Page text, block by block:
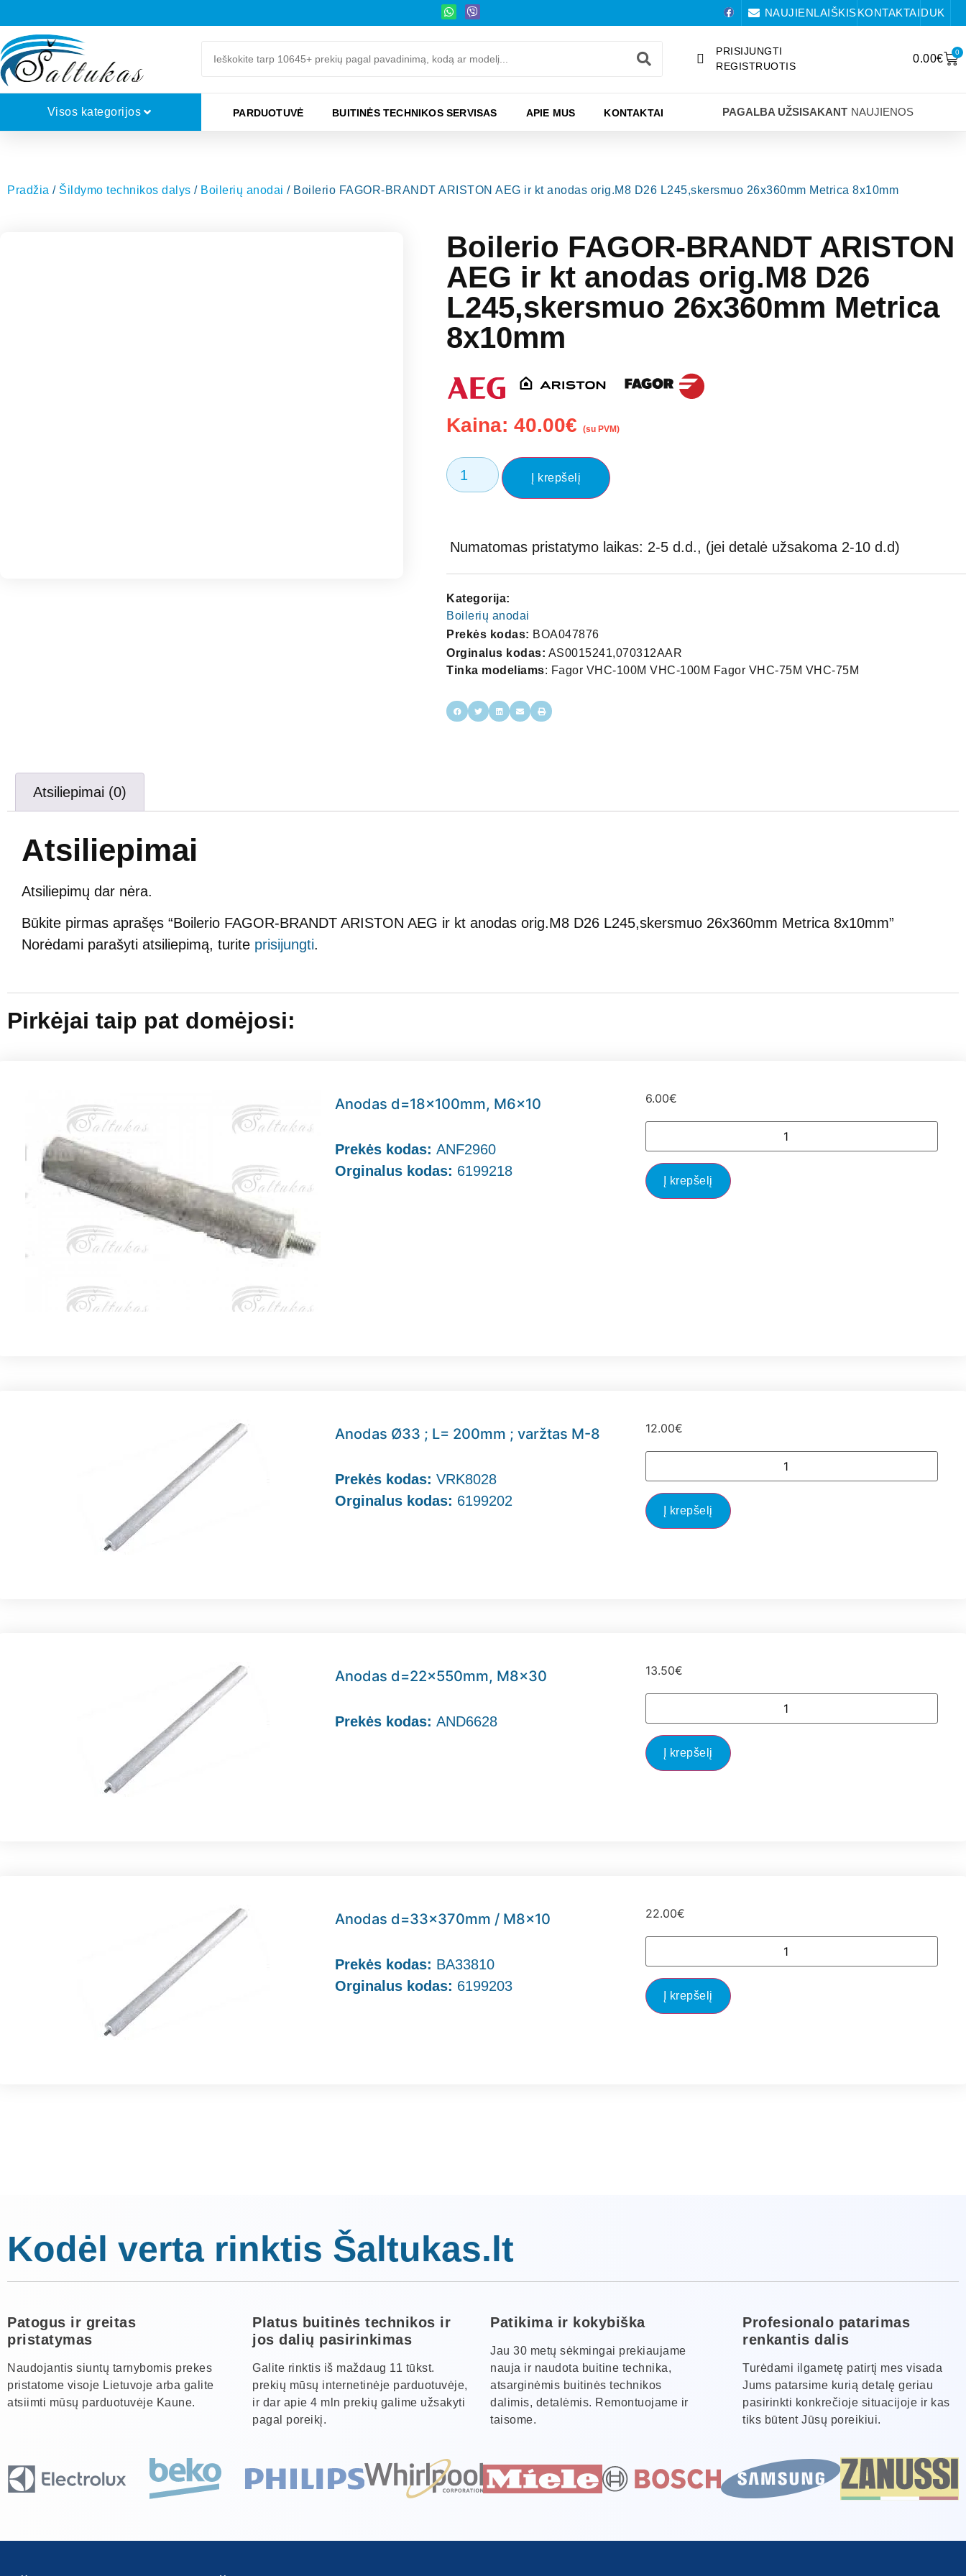
NAUJIENLAIŠKISKONTAKTAIDUK
PRISIJUNGTI
REGISTRUOTIS
0.00€
0
Visos kategorijos PARDUOTUVĖ BUITINĖS TECHNIKOS SERVISAS APIE MUS KONTAKTAI PAGALBA UŽSISAKANT NAUJIENOS
Pradžia / Šildymo technikos dalys / Boilerių anodai / Boilerio FAGOR-BRANDT ARISTON AEG ir kt anodas orig.M8 D26 L245,skersmuo 26x360mm Metrica 8x10mm
Boilerio FAGOR-BRANDT ARISTON
AEG ir kt anodas orig.M8 D26
L245,skersmuo 26x360mm Metrica
8x10mm
Kaina:40.00€ (su PVM)
Į krepšelį
Numatomas pristatymo laikas: 2-5 d.d., (jei detalė užsakoma 2-10 d.d)
Kategorija:
Boilerių anodai
Prekės kodas: BOA047876
Orginalus kodas: AS0015241,070312AAR
Tinka modeliams: Fagor VHC-100M VHC-100M Fagor VHC-75M VHC-75M
Atsiliepimai (0)
Atsiliepimai
Atsiliepimų dar nėra.
Būkite pirmas aprašęs “Boilerio FAGOR-BRANDT ARISTON AEG ir kt anodas orig.M8 D26 L245,skersmuo 26x360mm Metrica 8x10mm”
Norėdami parašyti atsiliepimą, turite prisijungti.
Pirkėjai taip pat domėjosi:
Anodas d=18x100mm, M6x10
Prekės kodas:ANF2960
Orginalus kodas: 6199218
6.00€
Į krepšelį
Anodas Ø33 ; L= 200mm ; varžtas M-8
Prekės kodas:VRK8028
Orginalus kodas: 6199202
12.00€
Į krepšelį
Anodas d=22x550mm, M8x30
Prekės kodas:AND6628
13.50€
Į krepšelį
Anodas d=33x370mm / M8x10
Prekės kodas: BA33810
Orginalus kodas: 6199203
22.00€
Į krepšelį
Kodėl verta rinktis Šaltukas.lt
Patogus ir greitas
pristatymas
Naudojantis siuntų tarnybomis prekes
pristatome visoje Lietuvoje arba galite
atsiimti mūsų parduotuvėje Kaune.
Platus buitinės technikos ir
jos dalių pasirinkimas
Galite rinktis iš maždaug 11 tūkst.
prekių mūsų internetinėje parduotuvėje,
ir dar apie 4 mln prekių galime užsakyti
pagal poreikį.
Patikima ir kokybiška
Jau 30 metų sėkmingai prekiaujame
nauja ir naudota buitine technika,
atsarginėmis buitinės technikos
dalimis, detalėmis. Remontuojame ir
taisome.
Profesionalo patarimas
renkantis dalis
Turėdami ilgametę patirtį mes visada
Jums patarsime kurią detalę geriau
pasirinkti konkrečioje situacijoje ir kas
tiks būtent Jūsų poreikiui.